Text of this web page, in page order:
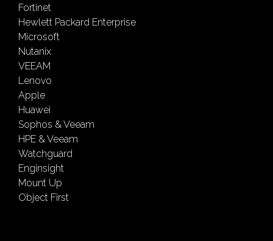
Fortinet
Hewlett Packard Enterprise
Microsoft
Nutanix
VEEAM
Lenovo
Apple
Huawei
Sophos & Veeam
HPE & Veeam
Watchguard
Enginsight
Mount Up
Object First